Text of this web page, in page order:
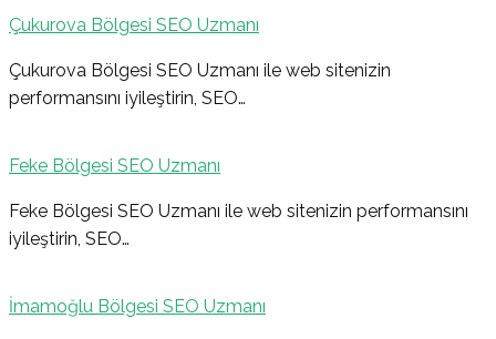
Çukurova Bölgesi SEO Uzmanı
Çukurova Bölgesi SEO Uzmanı ile web sitenizin
performansını iyileştirin, SEO…
Feke Bölgesi SEO Uzmanı
Feke Bölgesi SEO Uzmanı ile web sitenizin performansını
iyileştirin, SEO…
İmamoğlu Bölgesi SEO Uzmanı